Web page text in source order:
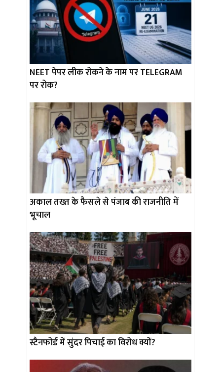
NEET पेपर लीक रोकने के नाम पर TELEGRAM
पर रोक?
अकाल तख्त के फैसले से पंजाब की राजनीति में
भूचाल
स्टैनफोर्ड में सुंदर पिचाई का विरोध क्यों?